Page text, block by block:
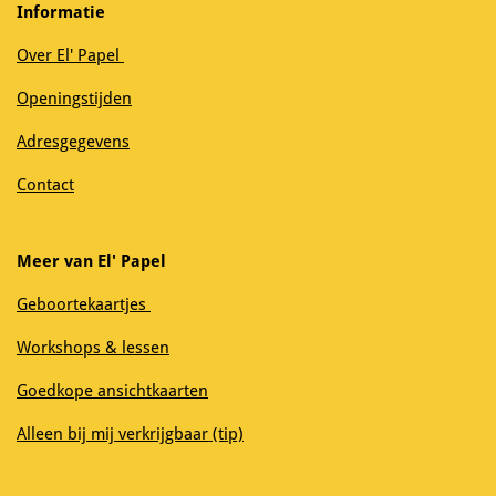
Informatie
Over El' Papel
Openingstijden
Adresgegevens
Contact
Meer van El' Papel
Geboortekaartjes
Workshops & lessen
Goedkope ansichtkaarten
Alleen bij mij verkrijgbaar (tip)